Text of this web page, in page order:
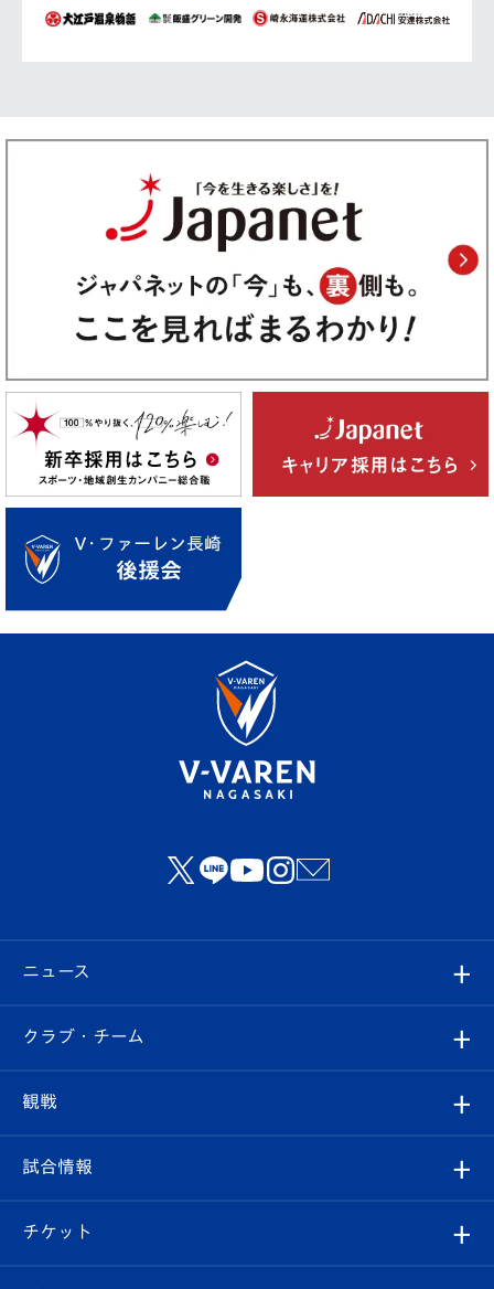
ニュース
すべて
クラブ
試合情報
クラブ・チーム
クラブ概要
エンブレム紹介
観戦
観戦ルール
はじめての観戦ガイド
試合情報
試合日程/結果
チケット